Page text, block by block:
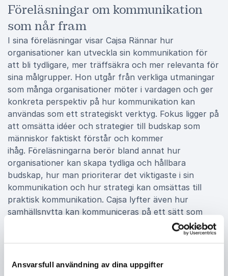
Ansvarsfull användning av dina uppgifter
Föreläsningar om kommunikation
som når fram
I sina föreläsningar visar Cajsa Rännar hur
organisationer kan utveckla sin kommunikation för
att bli tydligare, mer träffsäkra och mer relevanta för
sina målgrupper. Hon utgår från verkliga utmaningar
som många organisationer möter i vardagen och ger
konkreta perspektiv på hur kommunikation kan
användas som ett strategiskt verktyg. Fokus ligger på
att omsätta idéer och strategier till budskap som
människor faktiskt förstår och kommer
ihåg. Föreläsningarna berör bland annat hur
organisationer kan skapa tydliga och hållbara
budskap, hur man prioriterar det viktigaste i sin
kommunikation och hur strategi kan omsättas till
praktisk kommunikation. Cajsa lyfter även hur
samhällsnytta kan kommuniceras på ett sätt som
känns både trovärdigt och mänskligt samt hur
kommunikation kan stärka relationen till målgrupper
verktyg, nya perspektiv och inspiration som går att